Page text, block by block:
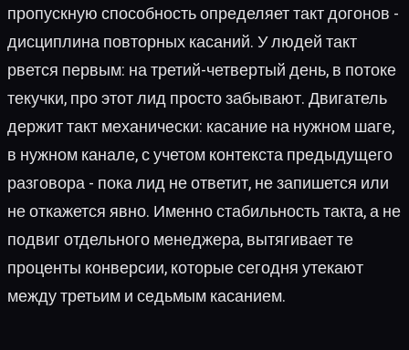
пропускную способность определяет такт догонов -
дисциплина повторных касаний. У людей такт
рвется первым: на третий-четвертый день, в потоке
текучки, про этот лид просто забывают. Двигатель
держит такт механически: касание на нужном шаге,
в нужном канале, с учетом контекста предыдущего
разговора - пока лид не ответит, не запишется или
не откажется явно. Именно стабильность такта, а не
подвиг отдельного менеджера, вытягивает те
проценты конверсии, которые сегодня утекают
между третьим и седьмым касанием.